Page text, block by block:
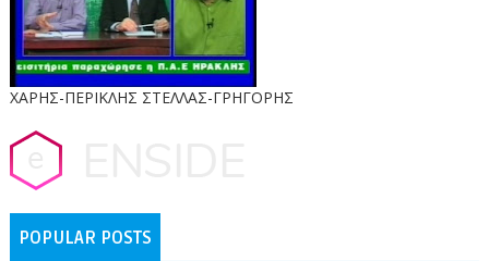
ΧΑΡΗΣ-ΠΕΡΙΚΛΗΣ ΣΤΕΛΛΑΣ-ΓΡΗΓΟΡΗΣ
POPULAR POSTS